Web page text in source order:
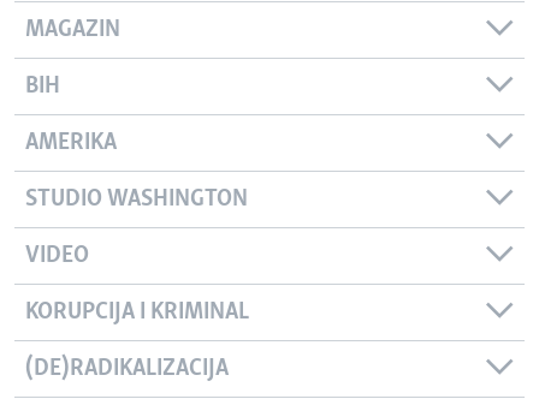
MAGAZIN
BIH
AMERIKA
STUDIO WASHINGTON
VIDEO
KORUPCIJA I KRIMINAL
(DE)RADIKALIZACIJA